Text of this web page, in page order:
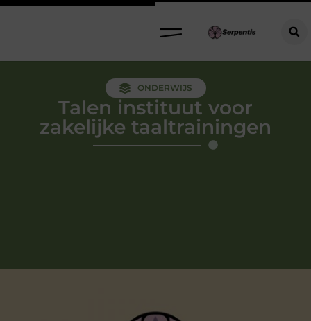
ONDERWIJS
Talen instituut voor
zakelijke taaltrainingen